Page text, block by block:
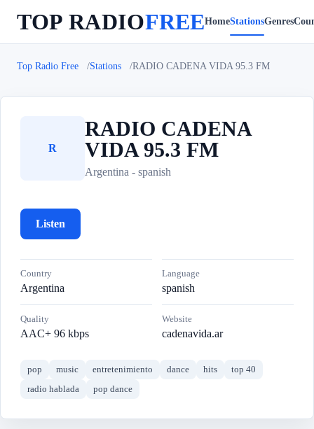
TOP RADIOFREEHomeStationsGenres
Top Radio Free Stations RADIO CADENA VIDA 95.3 FM
R
RADIO CADENA
VIDA 95.3 FM
Argentina - spanish
Listen
Country
Argentina
Language
spanish
Quality
AAC+ 96 kbps
Website
cadenavida.ar
pop music entretenimiento dance hits
top 40
radio hablada
pop dance